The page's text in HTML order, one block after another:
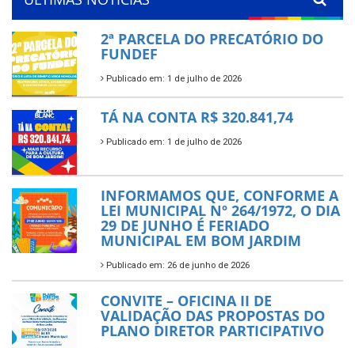
2ª PARCELA DO PRECATÓRIO DO
FUNDEF
Publicado em: 1 de julho de 2026
TÁ NA CONTA R$ 320.841,74
Publicado em: 1 de julho de 2026
INFORMAMOS QUE, CONFORME A
LEI MUNICIPAL Nº 264/1972, O DIA
29 DE JUNHO É FERIADO
MUNICIPAL EM BOM JARDIM
Publicado em: 26 de junho de 2026
CONVITE – OFICINA II DE
VALIDAÇÃO DAS PROPOSTAS DO
PLANO DIRETOR PARTICIPATIVO